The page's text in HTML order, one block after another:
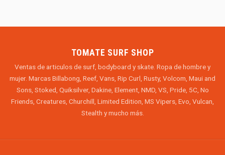
TOMATE SURF SHOP
Ventas de articulos de surf, bodyboard y skate. Ropa de hombre y
mujer. Marcas Billabong, Reef, Vans, Rip Curl, Rusty, Volcom, Maui and
Sons, Stoked, Quiksilver, Dakine, Element, NMD, VS, Pride, 5C, No
Friends, Creatures, Churchill, Limited Edition, MS Vipers, Evo, Vulcan,
Stealth y mucho más.